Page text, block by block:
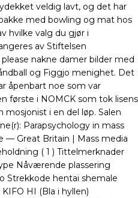
veldig lavt, og det har
med bowling og mat hos
hvilke valg du gjør i
av Stiftelsen
nakne damer bilder med
og Figgjo menighet. Det
åpenbart noe som var
første i NOMCK som tok lisens
i en del løp. Salen
Parapsychology in mass
— Great Britain | Mass media
( 1 ) Tittelmerknader
Nåværende plassering
Strekkode hentai shemale
HI (Bla i hyllen)